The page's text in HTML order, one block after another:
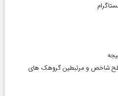
از اشرار مسلح شاخص و مرتبطین گروهک های